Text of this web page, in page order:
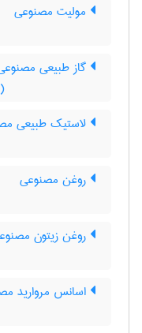
مولیت مصنوعی
گاز طبیعی
لاستیک طبیعی
روغن مصنوعی
روغن زیتون
اسانس مروارید